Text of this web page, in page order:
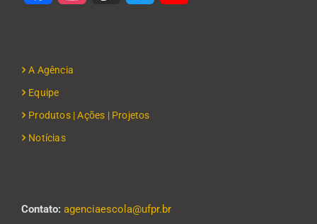
A Agência
Equipe
Produtos | Ações | Projetos
Notícias
Contato: agenciaescola@ufpr.br